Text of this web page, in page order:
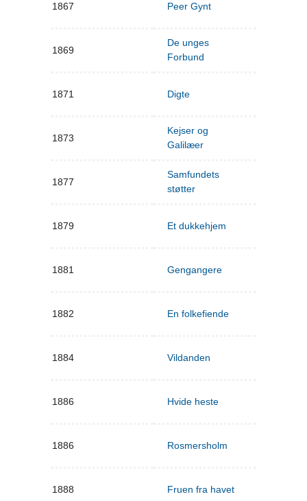
1867 Peer Gynt
1869
De unges
Forbund
1871 Digte
1873
Kejser og
Galilæer
1877
Samfundets
støtter
1879 Et dukkehjem
1881 Gengangere
1882 En folkefiende
1884 Vildanden
1886 Hvide heste
1886 Rosmersholm
1888 Fruen fra havet